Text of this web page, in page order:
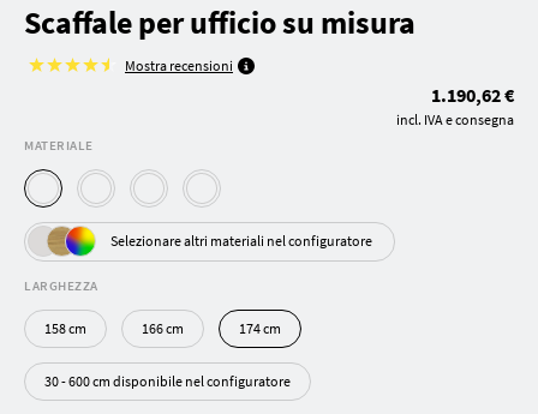
Scaffale per ufficio su misura
Mostra recensioni
1.190,62 €
incl. IVA e consegna
MATERIALE
Selezionare altri materiali nel configuratore
LARGHEZZA
158 cm 166 cm 174 cm
30 - 600 cm disponibile nel configuratore